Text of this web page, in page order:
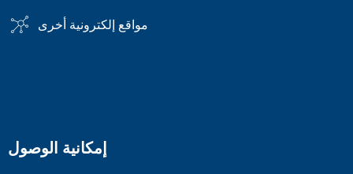
مواقع إلكترونية أخرى
إمكانية الوصول